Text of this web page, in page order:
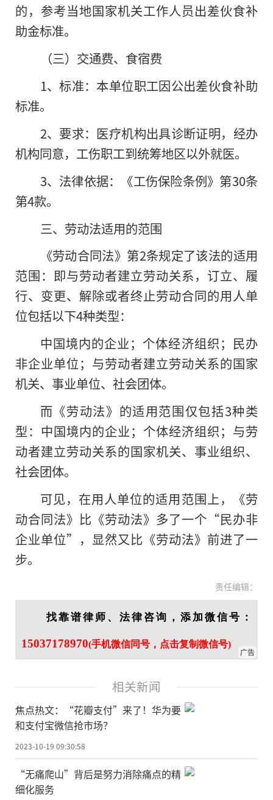
的，参考当地国家机关工作人员出差伙食补
助金标准。
（三）交通费、食宿费
1、标准：本单位职工因公出差伙食补助
标准。
2、要求：医疗机构出具诊断证明，经办
机构同意，工伤职工到统筹地区以外就医。
3、法律依据：《工伤保险条例》第30条
第4款。
三、劳动法适用的范围
《劳动合同法》第2条规定了该法的适用
范围：即与劳动者建立劳动关系，订立、履
行、变更、解除或者终止劳动合同的用人单
位包括以下4种类型：
中国境内的企业；个体经济组织；民办
非企业单位；与劳动者建立劳动关系的国家
机关、事业单位、社会团体。
而《劳动法》的适用范围仅包括3种类
型：中国境内的企业；个体经济组织；与劳
动者建立劳动关系的国家机关、事业组织、
社会团体。
可见，在用人单位的适用范围上，《劳
动合同法》比《劳动法》多了一个“民办非
企业单位”，显然又比《劳动法》前进了一
步。
责任编辑：
找靠谱律师、法律咨询，添加微信号：
15037178970(手机微信同号，点击复制微信号)
广告
相关新闻
焦点热文：“花瓣支付”来了！华为要
和支付宝微信抢市场？
2023-10-19 09:30:58
“无痛爬山”背后是努力消除痛点的精
细化服务